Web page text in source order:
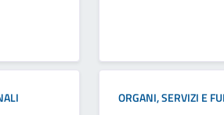
ORGANI, SERVIZI E